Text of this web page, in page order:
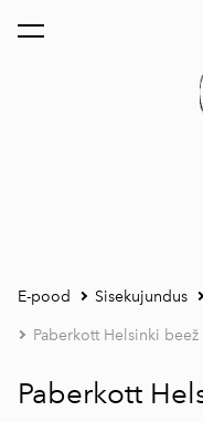
lisati ostukorvi.
E-pood Sisekujundus
Paberkott Helsinki beež
Paberkott